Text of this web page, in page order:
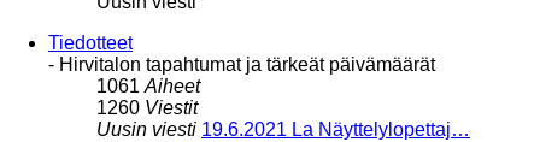
Tiedotteet
- Hirvitalon tapahtumat ja tärkeät päivämäärät
1061 Aiheet
1260 Viestit
Uusin viesti 19.6.2021 La Näyttelylopettaj…